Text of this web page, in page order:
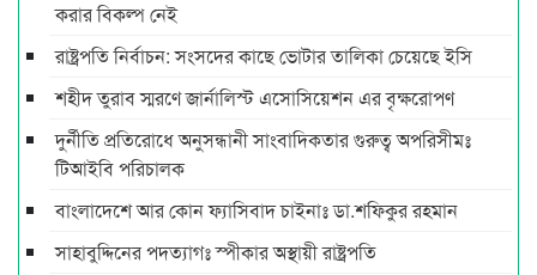
করার বিকল্প নেই
রাষ্ট্রপতি নির্বাচন: সংসদের কাছে ভোটার তালিকা চেয়েছে ইসি
শহীদ তুরাব স্মরণে জার্নালিস্ট এসোসিয়েশন এর বৃক্ষরোপণ
দুর্নীতি প্রতিরোধে অনুসন্ধানী সাংবাদিকতার গুরুত্ব অপরিসীমঃ
টিআইবি পরিচালক
বাংলাদেশে আর কোন ফ্যাসিবাদ চাইনাঃ ডা.শফিকুর রহমান
সাহাবুদ্দিনের পদত্যাগঃ স্পীকার অস্থায়ী রাষ্ট্রপতি